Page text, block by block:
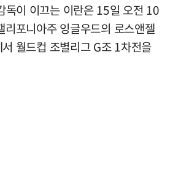
독이 이끄는 이란은 15일 오전 10
리포니아주 잉글우드의 로스앤젤
월드컵 조별리그 G조 1차전을